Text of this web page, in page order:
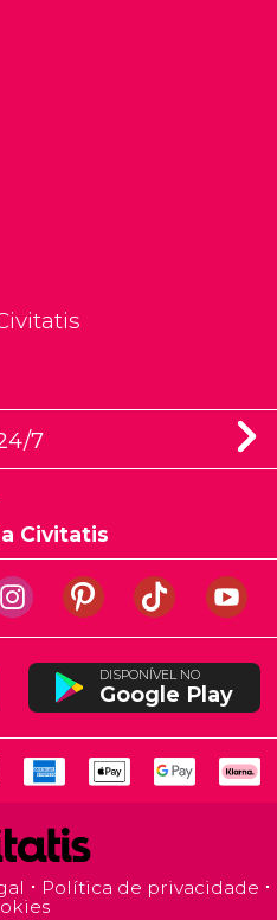
7
Civitatis
DISPONÍVEL NO
Google Play
Política de privacidade